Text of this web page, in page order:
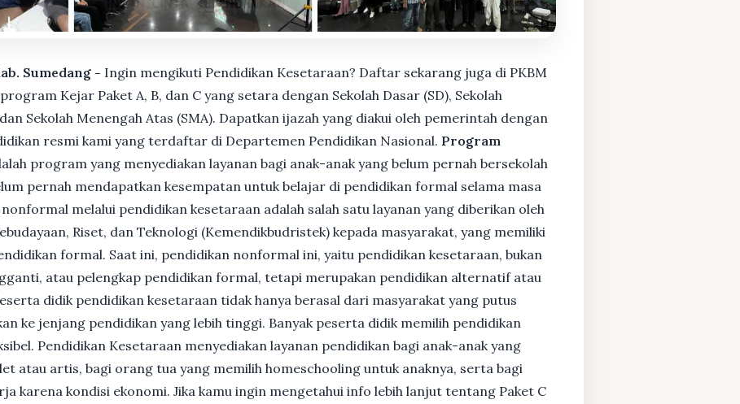
Sumedang - Ingin mengikuti Pendidikan Kesetaraan? Daftar sekarang juga di PKBM
Kejar Paket A, B, dan C yang setara dengan Sekolah Dasar (SD), Sekolah
Sekolah Menengah Atas (SMA). Dapatkan ijazah yang diakui oleh pemerintah dengan
resmi kami yang terdaftar di Departemen Pendidikan Nasional. Program
program yang menyediakan layanan bagi anak-anak yang belum pernah bersekolah
pernah mendapatkan kesempatan untuk belajar di pendidikan formal selama masa
melalui pendidikan kesetaraan adalah salah satu layanan yang diberikan oleh
Riset, dan Teknologi (Kemendikbudristek) kepada masyarakat, yang memiliki
formal. Saat ini, pendidikan nonformal ini, yaitu pendidikan kesetaraan, bukan
atau pelengkap pendidikan formal, tetapi merupakan pendidikan alternatif atau
didik pendidikan kesetaraan tidak hanya berasal dari masyarakat yang putus
ke jenjang pendidikan yang lebih tinggi. Banyak peserta didik memilih pendidikan
Pendidikan Kesetaraan menyediakan layanan pendidikan bagi anak-anak yang
atau artis, bagi orang tua yang memilih homeschooling untuk anaknya, serta bagi
karena kondisi ekonomi. Jika kamu ingin mengetahui info lebih lanjut tentang Paket C